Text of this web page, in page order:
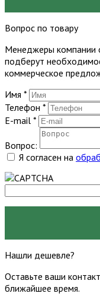
Вопрос по товару
Менеджеры компании
подберут
коммерческое
Имя *
Телефон *
E-mail *
Вопрос:
Я согласен на
Нашли дешевле?
Оставьте ваши
ближайшее время.